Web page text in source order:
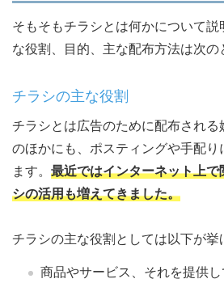
そもそもチラシとは何かについて
な役割、目的、主な配布方法は次の
チラシの主な役割
チラシとは広告のために配布され
のほかにも、ポスティングや手配り
ます。 最近ではインターネット上
シの活用も増えてきました。
チラシの主な役割としては以下が挙
商品やサービス、それを提供